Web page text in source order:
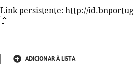
Link persistente: http://
ADICIONAR À LISTA